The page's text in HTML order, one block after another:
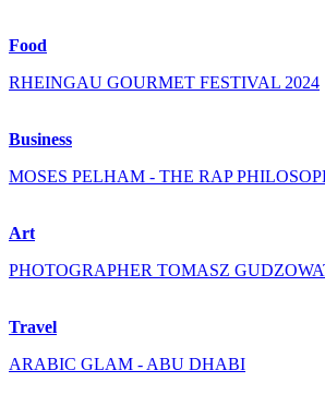
Food
RHEINGAU GOURMET FESTIVAL 2024
Business
MOSES PELHAM - THE RAP
Art
PHOTOGRAPHER TOMASZ
Travel
ARABIC GLAM - ABU DHABI